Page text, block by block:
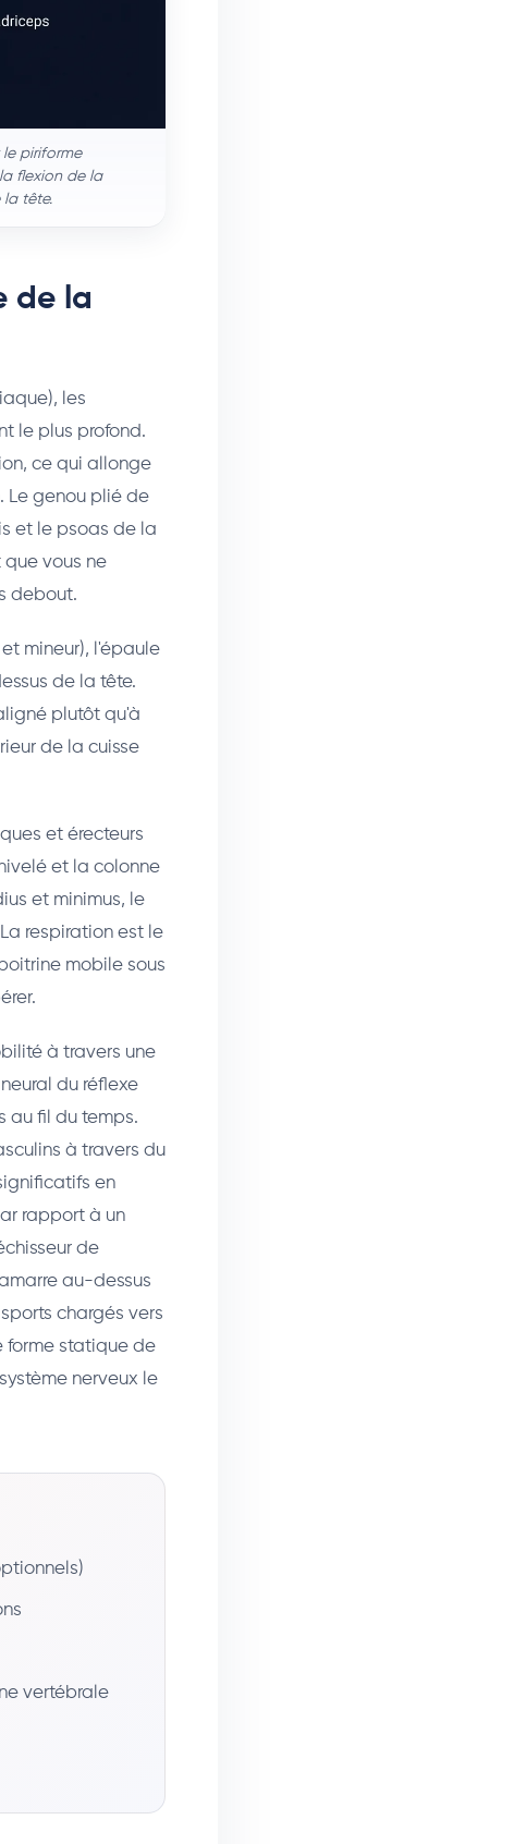
le piriforme
flexion de la
la tête.
de la
les
le plus profond.
ce qui allonge
Le genou plié de
et le psoas de la
vous ne
debout.
mineur), l'épaule
de la tête.
plutôt qu'à
de la cuisse
et érecteurs
et la colonne
et minimus, le
respiration est le
mobile sous
à travers une
du réflexe
au fil du temps.
à travers du
en
rapport à un
de
au-dessus
chargés vers
forme statique de
nerveux le
vertébrale